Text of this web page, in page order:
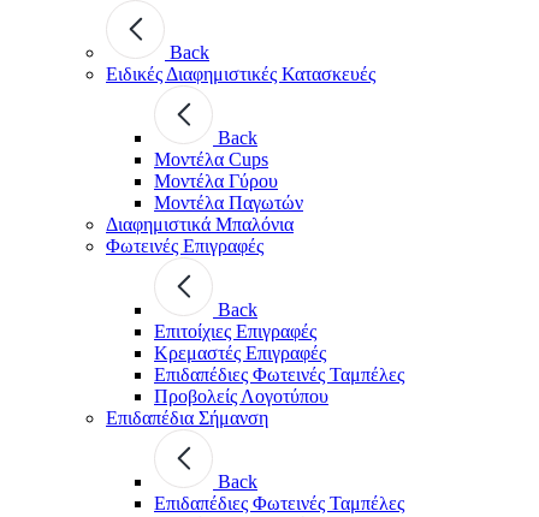
Back
Ειδικές Διαφημιστικές Κατασκευές
Back
Μοντέλα Cups
Μοντέλα Γύρου
Μοντέλα Παγωτών
Διαφημιστικά Μπαλόνια
Φωτεινές Επιγραφές
Back
Επιτοίχιες Επιγραφές
Κρεμαστές Επιγραφές
Επιδαπέδιες Φωτεινές Ταμπέλες
Προβολείς Λογοτύπου
Επιδαπέδια Σήμανση
Back
Επιδαπέδιες Φωτεινές Ταμπέλες